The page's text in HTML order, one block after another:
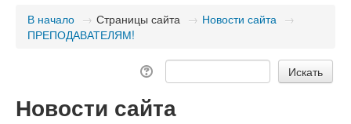
В начало → Страницы сайта → Новости сайта →
ПРЕПОДАВАТЕЛЯМ!
Новости сайта